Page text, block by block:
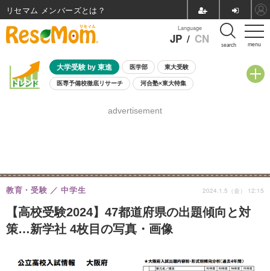
menu
Language
JP / CN search
大学受験 by 東進 医学部 東大受験
医専予備校徹底リサーチ 河合塾×東大特集
8月開催学校説明会・相談会
advertisement
【高校受験2024】47都道府県の出題傾向と対
策…新学社 4枚目の写真・画像
教育・受験 中学生 2024.1.5（金） 12:15
リセマム メンバーズ